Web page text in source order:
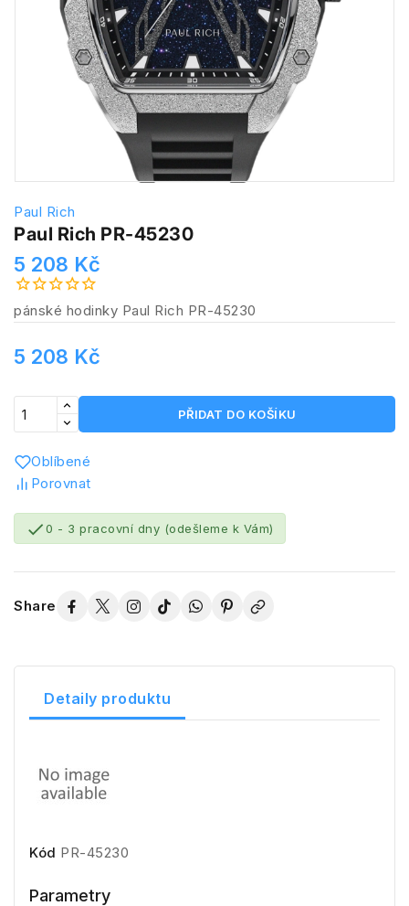
Paul Rich
Paul Rich PR-45230
5 208 Kč
pánské hodinky Paul Rich PR-45230
5 208 Kč
PŘIDAT DO KOŠÍKU
Oblíbené
Porovnat
0 - 3 pracovní dny (odešleme k Vám)
Share
Detaily produktu
Kód PR-45230
Parametry